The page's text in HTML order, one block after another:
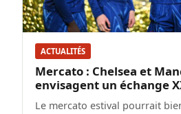
ACTUALITÉS
Mercato : Chelsea et
envisagent un échange
Le mercato estival pourrait